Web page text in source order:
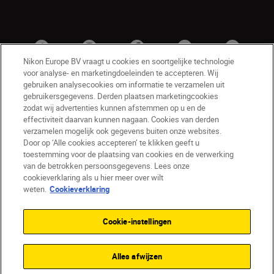
BE(nl) Nikon Sites
Contact opnemen
Privacyverklaring
Gebruiksvoorwaarden
Nikon Store - Algemene voorwaarden
Cookieverklaring
Toegankelijkheid
Cookie-instellingen
Nikon Europe BV vraagt u cookies en soortgelijke technologie
voor analyse- en marketingdoeleinden te accepteren. Wij
gebruiken analysecookies om informatie te verzamelen uit
gebruikersgegevens. Derden plaatsen marketingcookies
zodat wij advertenties kunnen afstemmen op u en de
effectiviteit daarvan kunnen nagaan. Cookies van derden
verzamelen mogelijk ook gegevens buiten onze websites.
Door op ‘Alle cookies accepteren’ te klikken geeft u
toestemming voor de plaatsing van cookies en de verwerking
van de betrokken persoonsgegevens. Lees onze
cookieverklaring als u hier meer over wilt
weten. Cookieverklaring
Cookie-instellingen
Alles afwijzen